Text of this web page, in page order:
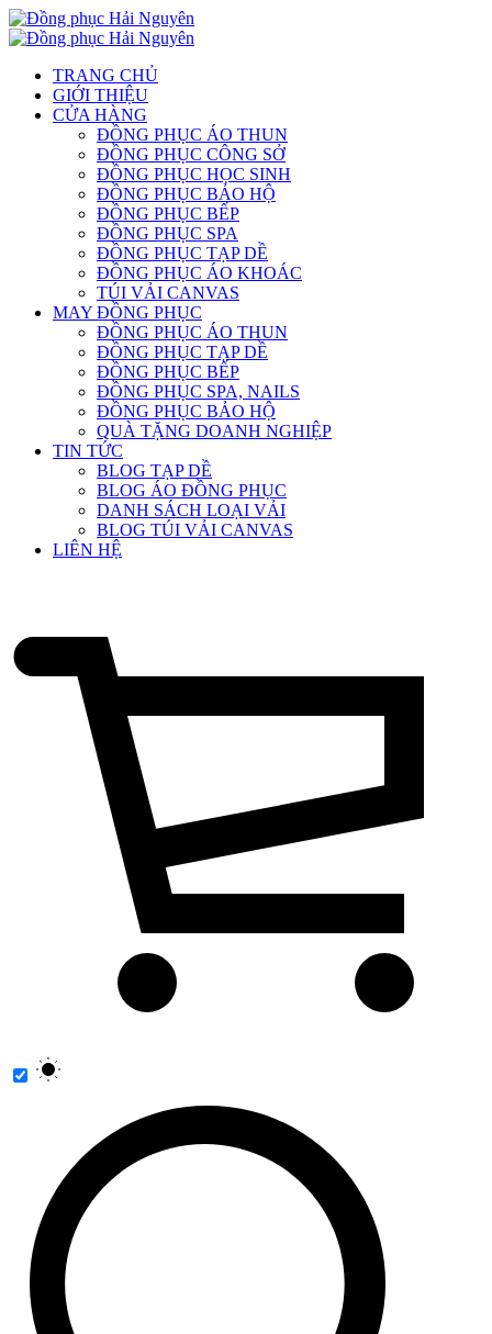
TRANG CHỦ
GIỚI THIỆU
CỬA HÀNG
ĐỒNG PHỤC ÁO THUN
ĐỒNG PHỤC CÔNG SỞ
ĐỒNG PHỤC HỌC SINH
ĐỒNG PHỤC BẢO HỘ
ĐỒNG PHỤC BẾP
ĐỒNG PHỤC SPA
ĐỒNG PHỤC TẠP DỀ
ĐỒNG PHỤC ÁO KHOÁC
TÚI VẢI CANVAS
MAY ĐỒNG PHỤC
ĐỒNG PHỤC ÁO THUN
ĐỒNG PHỤC TẠP DỀ
ĐỒNG PHỤC BẾP
ĐỒNG PHỤC SPA, NAILS
ĐỒNG PHỤC BẢO HỘ
QUÀ TẶNG DOANH NGHIỆP
TIN TỨC
BLOG TẠP DỀ
BLOG ÁO ĐỒNG PHỤC
DANH SÁCH LOẠI VẢI
BLOG TÚI VẢI CANVAS
LIÊN HỆ